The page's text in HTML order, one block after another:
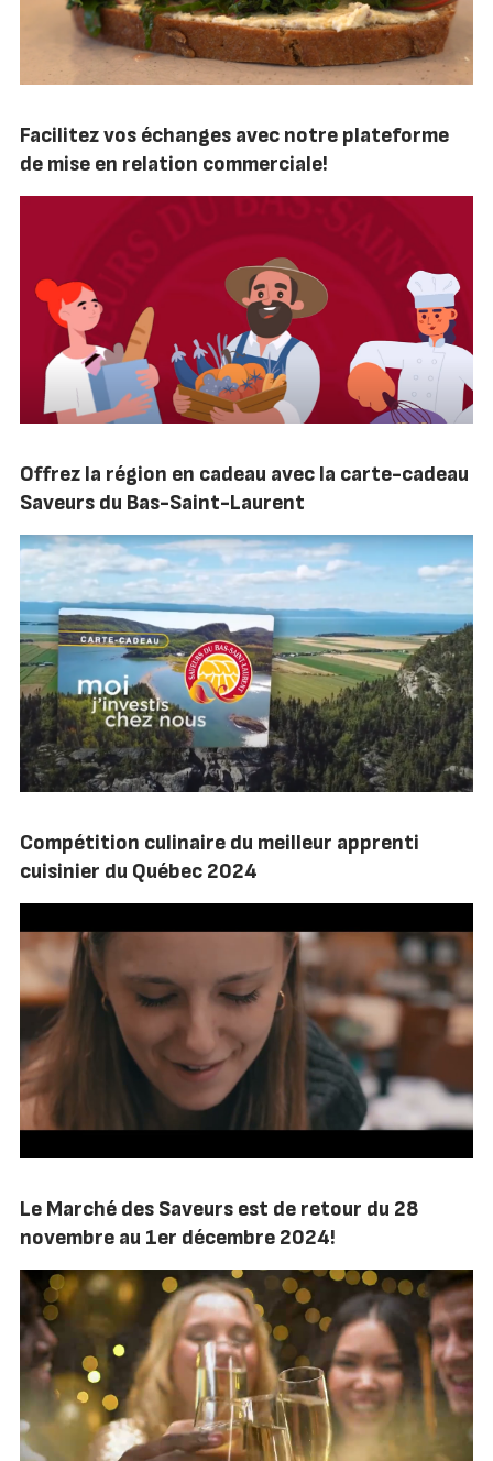
Facilitez vos échanges avec notre plateforme
de mise en relation commerciale!
Offrez la région en cadeau avec la carte-cadeau
Saveurs du Bas-Saint-Laurent
Compétition culinaire du meilleur apprenti
cuisinier du Québec 2024
Le Marché des Saveurs est de retour du 28
novembre au 1er décembre 2024!